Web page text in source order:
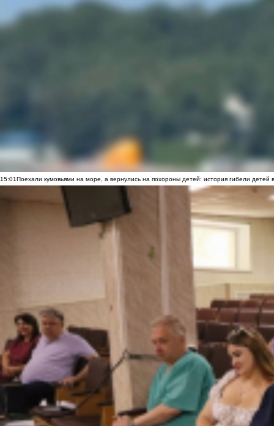
15:01Поехали кумовьями на море, а вернулись на похороны детей: история гибели детей